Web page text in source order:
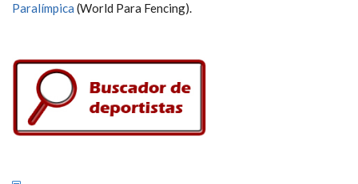
Paralímpica (World Para Fencing).